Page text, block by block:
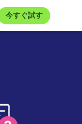
今すぐ試す